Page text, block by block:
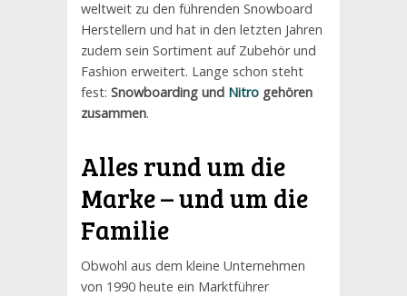
weltweit zu den führenden Snowboard
Herstellern und hat in den letzten Jahren
zudem sein Sortiment auf Zubehör und
Fashion erweitert. Lange schon steht
fest: Snowboarding und Nitro gehören
zusammen.
Alles rund um die
Marke – und um die
Familie
Obwohl aus dem kleine Unternehmen
von 1990 heute ein Marktführer